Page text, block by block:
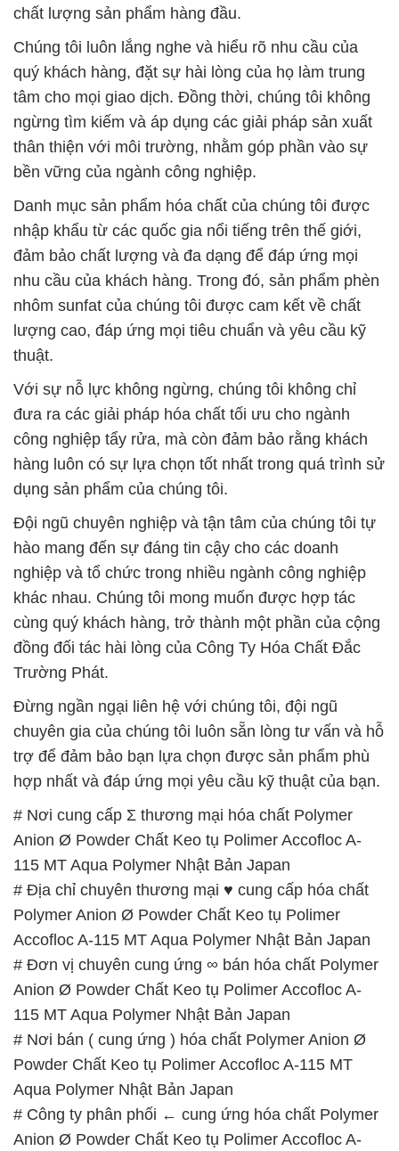
Với sự nỗ lực không ngừng, chúng tôi không chỉ
đưa ra các giải pháp hóa chất tối ưu cho ngành
công nghiệp tẩy rửa, mà còn đảm bảo rằng khách
hàng luôn có sự lựa chọn tốt nhất trong quá trình sử
dụng sản phẩm của chúng tôi.
Đội ngũ chuyên nghiệp và tận tâm của chúng tôi tự
hào mang đến sự đáng tin cậy cho các doanh
nghiệp và tổ chức trong nhiều ngành công nghiệp
khác nhau. Chúng tôi mong muốn được hợp tác
cùng quý khách hàng, trở thành một phần của cộng
đồng đối tác hài lòng của Công Ty Hóa Chất Đắc
Trường Phát.
Đừng ngần ngại liên hệ với chúng tôi, đội ngũ
chuyên gia của chúng tôi luôn sẵn lòng tư vấn và hỗ
trợ để đảm bảo bạn lựa chọn được sản phẩm phù
hợp nhất và đáp ứng mọi yêu cầu kỹ thuật của bạn.
# Nơi cung cấp Σ thương mại hóa chất Polymer
Anion Ø Powder Chất Keo tụ Polimer Accofloc A-
115 MT Aqua Polymer Nhật Bản Japan
# Địa chỉ chuyên thương mại ♥ cung cấp hóa chất
Polymer Anion Ø Powder Chất Keo tụ Polimer
Accofloc A-115 MT Aqua Polymer Nhật Bản Japan
# Đơn vị chuyên cung ứng ∞ bán hóa chất Polymer
Anion Ø Powder Chất Keo tụ Polimer Accofloc A-
115 MT Aqua Polymer Nhật Bản Japan
# Nơi bán ( cung ứng ) hóa chất Polymer Anion Ø
Powder Chất Keo tụ Polimer Accofloc A-115 MT
Aqua Polymer Nhật Bản Japan
# Công ty phân phối ← cung ứng hóa chất Polymer
Anion Ø Powder Chất Keo tụ Polimer Accofloc A-
115 MT Aqua Polymer Nhật Bản Japan
# Công ty cung ứng © phân phối hóa chất Polymer
Anion Ø Powder Chất Keo tụ Polimer Accofloc A-
115 MT Aqua Polymer Nhật Bản Japan
# Cung ứng / phân phối hóa chất Polymer Anion Ø
Powder Chất Keo tụ Polimer Accofloc A-115 MT
Aqua Polymer Nhật Bản Japan
# Cty chuyên bán ○ phân phối hóa chất Polymer
Anion Ø Powder Chất Keo tụ Polimer Accofloc A-
115 MT Aqua Polymer Nhật Bản Japan
# Nơi chuyên kinh doanh ▲ bán hóa chất Polymer
Anion Ø Powder Chất Keo tụ Polimer Accofloc A-
115 MT Aqua Polymer Nhật Bản Japan